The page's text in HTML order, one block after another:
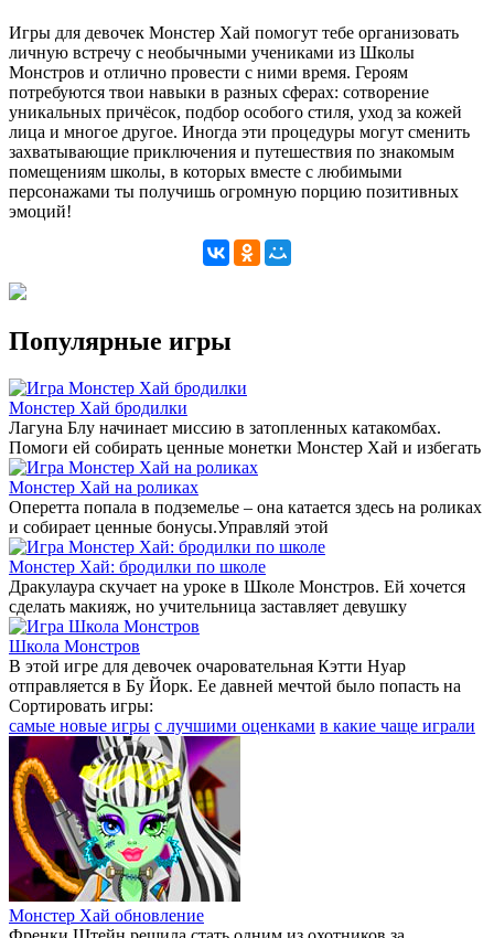
Игры для девочек Монстер Хай помогут тебе организовать
личную встречу с необычными учениками из Школы
Монстров и отлично провести с ними время. Героям
потребуются твои навыки в разных сферах: сотворение
уникальных причёсок, подбор особого стиля, уход за кожей
лица и многое другое. Иногда эти процедуры могут сменить
захватывающие приключения и путешествия по знакомым
помещениям школы, в которых вместе с любимыми
персонажами ты получишь огромную порцию позитивных
эмоций!
Популярные игры
Монстер Хай бродилки
Лагуна Блу начинает миссию в затопленных катакомбах.
Помоги ей собирать ценные монетки Монстер Хай и избегать
Монстер Хай на роликах
Оперетта попала в подземелье – она катается здесь на роликах
и собирает ценные бонусы.Управляй этой
Монстер Хай: бродилки по школе
Дракулаура скучает на уроке в Школе Монстров. Ей хочется
сделать макияж, но учительница заставляет девушку
Школа Монстров
В этой игре для девочек очаровательная Кэтти Нуар
отправляется в Бу Йорк. Ее давней мечтой было попасть на
Сортировать игры:
самые новые игры с лучшими оценками в какие чаще играли
Монстер Хай обновление